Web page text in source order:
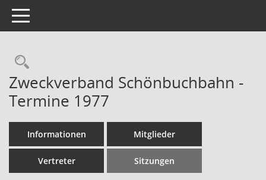
Toggle navigation
Rechercheauswahl
Zweckverband Schönbuchbahn -
Termine 1977
Informationen Mitglieder
Vertreter Sitzungen